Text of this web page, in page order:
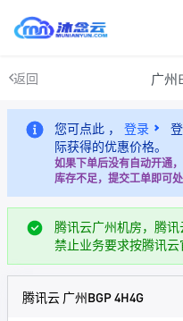
返回 广州
您可点此 ， 登录
际获得的优惠价格。
如果下单后没有自动开通
库存不足，提交工单即可处
腾讯云广州机房，腾讯
禁止业务要求按腾讯云
腾讯云 广州BGP 4H4G